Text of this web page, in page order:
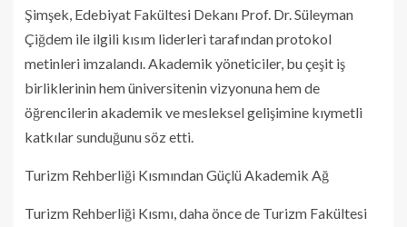
Şimşek, Edebiyat Fakültesi Dekanı Prof. Dr. Süleyman
Çiğdem ile ilgili kısım liderleri tarafından protokol
metinleri imzalandı. Akademik yöneticiler, bu çeşit iş
birliklerinin hem üniversitenin vizyonuna hem de
öğrencilerin akademik ve mesleksel gelişimine kıymetli
katkılar sunduğunu söz etti.
Turizm Rehberliği Kısmından Güçlü Akademik Ağ
Turizm Rehberliği Kısmı, daha önce de Turizm Fakültesi